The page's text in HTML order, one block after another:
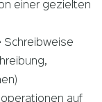
einer gezielten
Schreibweise
auf